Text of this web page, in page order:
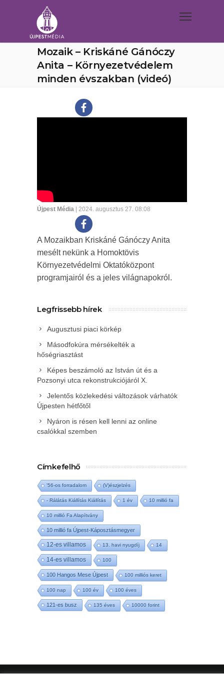
Mozaik – Kriskáné Gánóczy
Anita – Környezetvédelem
minden évszakban (videó)
Újpest Média | 2024. augusztus 27. 08:08
A Mozaikban Kriskáné Gánóczy Anita
mesélt nekünk a Homoktövis
Környezetvédelmi Oktatóközpont
programjairól és a jeles világnapokról.
Legfrissebb hírek
Augusztusi piaci körkép
Másodfokúra mérsékelték a
hőségriasztást
Képes beszámoló az István út és a
Pozsonyi utca rekonstrukciójáról X.
Jelentős közlekedési változások várhatók
Újpesten hétfőtől
Nyáron is résen kell lenni az online
csalókkal szemben
Címkefelhő
'56-os forradalom (V)észjelzés
- Rálátás Kiállítás Kiállítás 1 év 10 millió fa
10 millió Fa Alapítvány
10 millió fa Újpest-Káposztásmegyer
12-es villamos 13. havi nyugdíj 14
14-es villamos 100
100 Hangos Mese Újpest 100 milliós keret
100 nap 100 év 100 éves
121-es busz 135 éves 10000 forint